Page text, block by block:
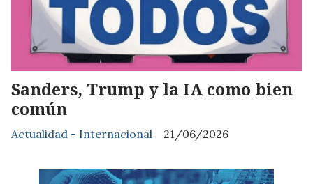
Sanders, Trump y la IA como bien
común
Actualidad - Internacional 21/06/2026